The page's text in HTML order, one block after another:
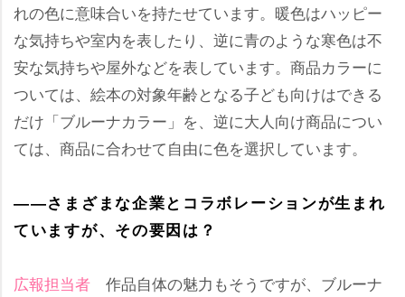
れの色に意味合いを持たせています。暖色はハッピー
な気持ちや室内を表したり、逆に青のような寒色は不
安な気持ちや屋外などを表しています。商品カラーに
ついては、絵本の対象年齢となる子ども向けはできる
だけ「ブルーナカラー」を、逆に大人向け商品につい
ては、商品に合わせて自由に色を選択しています。
――さまざまな企業とコラボレーションが生まれ
ていますが、その要因は？
広報担当者 作品自体の魅力もそうですが、ブルーナ